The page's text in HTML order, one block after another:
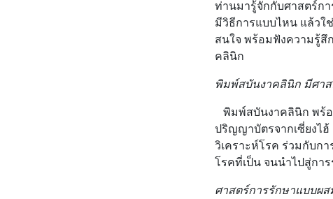
ท่านมารู้จักกับศาสตร์ก
มีวิธีการแบบไหน แล้วใ
สนใจ พร้อมฟังความรู้
คลินิก
พิมพ์สบันงาคลินิก มีศาส
พิมพ์สบันงาคลินิก พร้
ปริญญาบัตรจากเซี่ยงไฮ้
วิเคราะห์โรค ร่วมกับก
โรคที่เป็น จนนำไปสู่กา
ศาสตร์การรักษาแบบผ